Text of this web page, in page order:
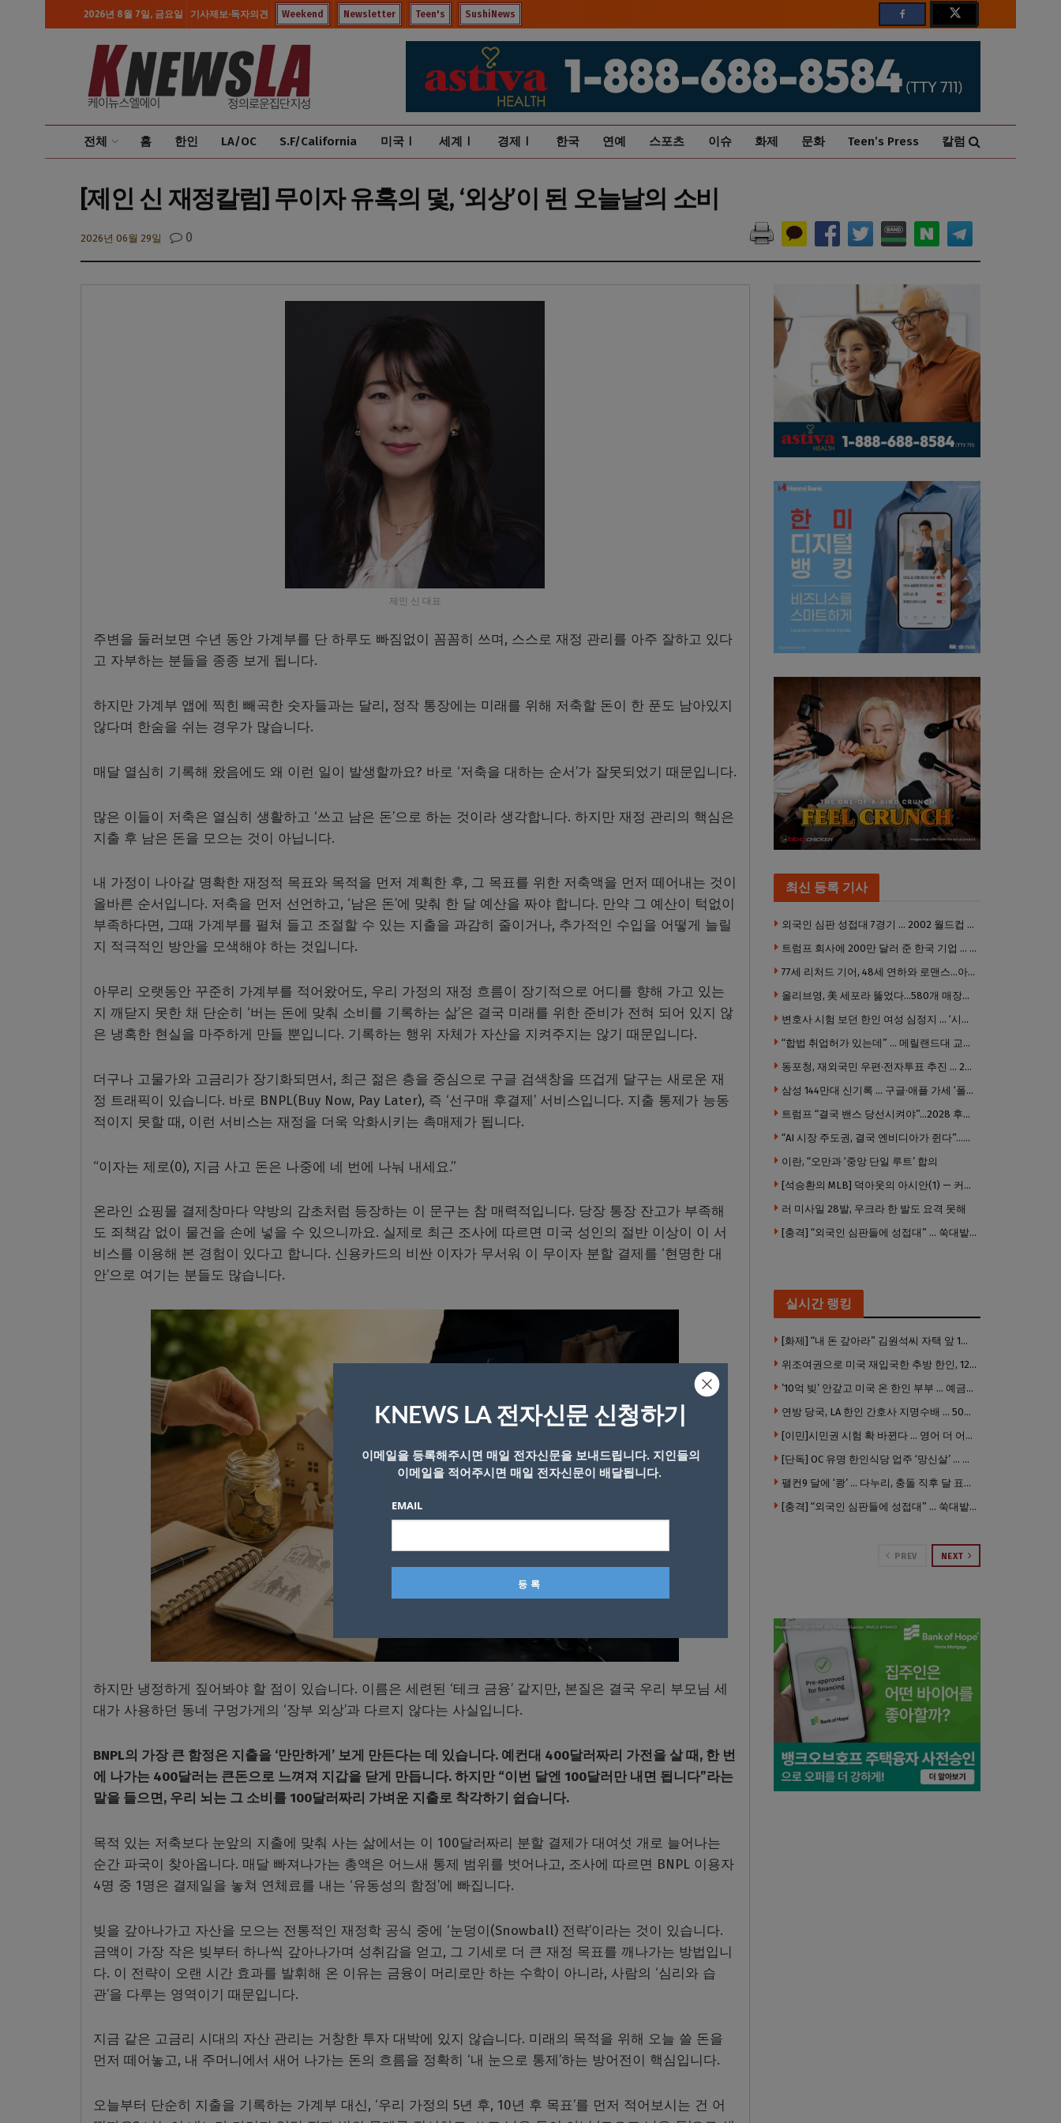
2026년 8월 7일, 금요일 기사제보·독자의견 Weekend Newsletter Teen's SushiNews
전체 홈 한인 LA/OC S.F/California 미국Ⅰ 세계Ⅰ 경제Ⅰ 한국 연예 스포츠 이슈 화제 문화 Teen’s Press 칼럼
[제인 신 재정칼럼] 무이자 유혹의 덫, ‘외상’이 된 오늘날의 소비
2026년 06월 29일 0
제인 신 대표
주변을 둘러보면 수년 동안 가계부를 단 하루도 빠짐없이 꼼꼼히 쓰며, 스스로 재정 관리를 아주 잘하고 있다
고 자부하는 분들을 종종 보게 됩니다.
하지만 가계부 앱에 찍힌 빼곡한 숫자들과는 달리, 정작 통장에는 미래를 위해 저축할 돈이 한 푼도 남아있지
않다며 한숨을 쉬는 경우가 많습니다.
매달 열심히 기록해 왔음에도 왜 이런 일이 발생할까요? 바로 ‘저축을 대하는 순서’가 잘못되었기 때문입니다.
많은 이들이 저축은 열심히 생활하고 ‘쓰고 남은 돈’으로 하는 것이라 생각합니다. 하지만 재정 관리의 핵심은
지출 후 남은 돈을 모으는 것이 아닙니다.
내 가정이 나아갈 명확한 재정적 목표와 목적을 먼저 계획한 후, 그 목표를 위한 저축액을 먼저 떼어내는 것이
올바른 순서입니다. 저축을 먼저 선언하고, ‘남은 돈’에 맞춰 한 달 예산을 짜야 합니다. 만약 그 예산이 턱없이
부족하다면, 그때 가계부를 펼쳐 들고 조절할 수 있는 지출을 과감히 줄이거나, 추가적인 수입을 어떻게 늘릴
지 적극적인 방안을 모색해야 하는 것입니다.
아무리 오랫동안 꾸준히 가계부를 적어왔어도, 우리 가정의 재정 흐름이 장기적으로 어디를 향해 가고 있는
지 깨닫지 못한 채 단순히 ‘버는 돈에 맞춰 소비를 기록하는 삶’은 결국 미래를 위한 준비가 전혀 되어 있지 않
은 냉혹한 현실을 마주하게 만들 뿐입니다. 기록하는 행위 자체가 자산을 지켜주지는 않기 때문입니다.
더구나 고물가와 고금리가 장기화되면서, 최근 젊은 층을 중심으로 구글 검색창을 뜨겁게 달구는 새로운 재
정 트래픽이 있습니다. 바로 BNPL(Buy Now, Pay Later), 즉 ‘선구매 후결제’ 서비스입니다. 지출 통제가 능동
적이지 못할 때, 이런 서비스는 재정을 더욱 악화시키는 촉매제가 됩니다.
“이자는 제로(0), 지금 사고 돈은 나중에 네 번에 나눠 내세요.”
온라인 쇼핑몰 결제창마다 약방의 감초처럼 등장하는 이 문구는 참 매력적입니다. 당장 통장 잔고가 부족해
도 죄책감 없이 물건을 손에 넣을 수 있으니까요. 실제로 최근 조사에 따르면 미국 성인의 절반 이상이 이 서
비스를 이용해 본 경험이 있다고 합니다. 신용카드의 비싼 이자가 무서워 이 무이자 분할 결제를 ‘현명한 대
안’으로 여기는 분들도 많습니다.
하지만 냉정하게 짚어봐야 할 점이 있습니다. 이름은 세련된 ‘테크 금융’ 같지만, 본질은 결국 우리 부모님 세
대가 사용하던 동네 구멍가게의 ‘장부 외상’과 다르지 않다는 사실입니다.
BNPL의 가장 큰 함정은 지출을 ‘만만하게’ 보게 만든다는 데 있습니다. 예컨대 400달러짜리 가전을 살 때, 한 번
에 나가는 400달러는 큰돈으로 느껴져 지갑을 닫게 만듭니다. 하지만 “이번 달엔 100달러만 내면 됩니다”라는
말을 들으면, 우리 뇌는 그 소비를 100달러짜리 가벼운 지출로 착각하기 쉽습니다.
목적 있는 저축보다 눈앞의 지출에 맞춰 사는 삶에서는 이 100달러짜리 분할 결제가 대여섯 개로 늘어나는
순간 파국이 찾아옵니다. 매달 빠져나가는 총액은 어느새 통제 범위를 벗어나고, 조사에 따르면 BNPL 이용자
4명 중 1명은 결제일을 놓쳐 연체료를 내는 ‘유동성의 함정’에 빠집니다.
빚을 갚아나가고 자산을 모으는 전통적인 재정학 공식 중에 ‘눈덩이(Snowball) 전략’이라는 것이 있습니다.
금액이 가장 작은 빚부터 하나씩 갚아나가며 성취감을 얻고, 그 기세로 더 큰 재정 목표를 깨나가는 방법입니
다. 이 전략이 오랜 시간 효과를 발휘해 온 이유는 금융이 머리로만 하는 수학이 아니라, 사람의 ‘심리와 습
관’을 다루는 영역이기 때문입니다.
지금 같은 고금리 시대의 자산 관리는 거창한 투자 대박에 있지 않습니다. 미래의 목적을 위해 오늘 쓸 돈을
먼저 떼어놓고, 내 주머니에서 새어 나가는 돈의 흐름을 정확히 ‘내 눈으로 통제’하는 방어전이 핵심입니다.
오늘부터 단순히 지출을 기록하는 가계부 대신, ‘우리 가정의 5년 후, 10년 후 목표’를 먼저 적어보시는 건 어
최신 등록 기사
외국인 심판 성접대 7경기 … 2002 월드컵 4강 신화도 흔들
트럼프 회사에 200만 달러 준 한국 기업 … 민주당 뇌물의혹 조사
77세 리처드 기어, 48세 연하와 로맨스…아들과 3살 차
올리브영, 美 세포라 뚫었다…580개 매장에 ‘K뷰티에딧’ 론칭
변호사 시험 보던 한인 여성 심정지 … ‘시험장측 대응 부적절’ 소송
“합법 취업허가 있는데” … 메릴랜드대 교수, 공항서 ICE에 체포, 구금 중
동포청, 재외국민 우편·전자투표 추진 … 2028년 도입 목표
삼성 144만대 신기록 … 구글·애플 가세 ‘폴더블 대전’ 열린다
트럼프 “결국 밴스 당선시켜야”…2028 후계 구도 힘 싣나
“AI 시장 주도권, 결국 엔비디아가 쥔다”…모건스탠리 장담
이란, “오만과 ‘중앙 단일 루트’ 합의
[석승환의 MLB] 덕아웃의 아시안(1) — 커트 스즈키가 우리에게 묻는 것
러 미사일 28발, 우크라 한 발도 요격 못해
[충격] “외국인 심판들에 성접대” … 쑥대밭된 축협 어디까지 추락하나
실시간 랭킹
[화제] “내 돈 갚아라” 김원석씨 자택 앞 1인 광대 시위 … 한인 투자사, “108만 달러 못받아”
위조여권으로 미국 재입국한 추방 한인, 120만 달러 은행 사기 행각
’10억 빚’ 안갚고 미국 온 한인 부부 … 예금보험공사, 미국서 소송
연방 당국, LA 한인 간호사 지명수배 … 500만 달러 메디캐어 사기, 선고 직전 한국 도주
[이민]시민권 시험 확 바뀐다 … 영어 더 어렵게, 민간시험 도입 추진
[단독] OC 유명 한인식당 업주 ‘망신살’ … 육류대금 안 갚자 식당서 공개추심
팰컨9 달에 ‘쾅’ … 다누리, 충돌 직후 달 표면 촬영 유일 탐사선
[충격] “외국인 심판들에 성접대” … 쑥대밭된 축협 어디까지 추락하나
PREV NEXT
KNEWS LA 전자신문 신청하기
이메일을 등록해주시면 매일 전자신문을 보내드립니다. 지인들의
이메일을 적어주시면 매일 전자신문이 배달됩니다.
EMAIL